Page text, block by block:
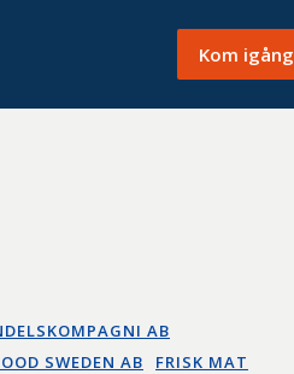
Kom igång
AB
SWEDEN AB
FRISK MAT